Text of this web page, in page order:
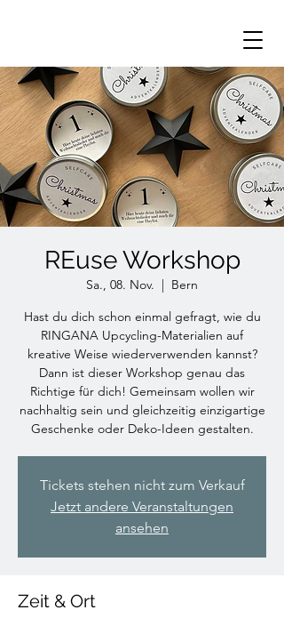
REuse Workshop
Sa., 08. Nov.
  |
Bern
Hast du dich schon einmal gefragt, wie du
RINGANA Upcycling-Materialien auf
kreative Weise wiederverwenden kannst?
Dann ist dieser Workshop genau das
Richtige für dich! Gemeinsam wollen wir
nachhaltig sein und gleichzeitig einzigartige
Geschenke oder Deko-Ideen gestalten.
Tickets stehen nicht zum Verkauf
Jetzt andere Veranstaltungen
ansehen
Zeit & Ort